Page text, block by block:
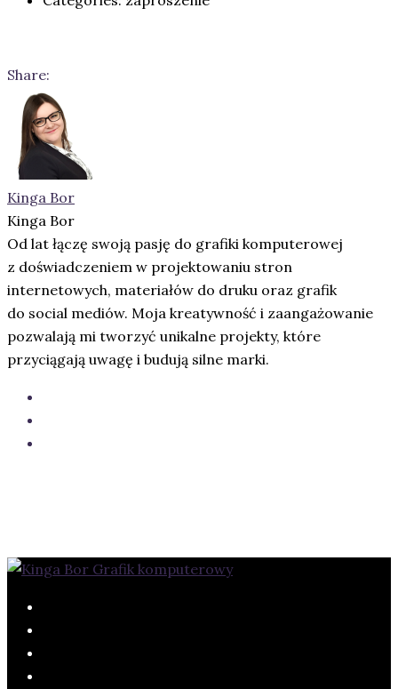
Share:
Kinga Bor
Kinga Bor
Od lat łączę swoją pasję do grafiki komputerowej
z doświadczeniem w projektowaniu stron
internetowych, materiałów do druku oraz grafik
do social mediów. Moja kreatywność i zaangażowanie
pozwalają mi tworzyć unikalne projekty, które
przyciągają uwagę i budują silne marki.